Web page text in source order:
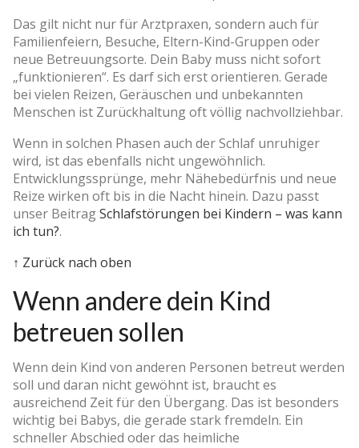
Das gilt nicht nur für Arztpraxen, sondern auch für
Familienfeiern, Besuche, Eltern-Kind-Gruppen oder
neue Betreuungsorte. Dein Baby muss nicht sofort
„funktionieren“. Es darf sich erst orientieren. Gerade
bei vielen Reizen, Geräuschen und unbekannten
Menschen ist Zurückhaltung oft völlig nachvollziehbar.
Wenn in solchen Phasen auch der Schlaf unruhiger
wird, ist das ebenfalls nicht ungewöhnlich.
Entwicklungssprünge, mehr Nähebedürfnis und neue
Reize wirken oft bis in die Nacht hinein. Dazu passt
unser BeitragSchlafstörungen bei Kindern – was kann
ich tun?.
↑ Zurück nach oben
Wenn andere dein Kind
betreuen sollen
Wenn dein Kind von anderen Personen betreut werden
soll und daran nicht gewöhnt ist, braucht es
ausreichend Zeit für den Übergang. Das ist besonders
wichtig bei Babys, die gerade stark fremdeln. Ein
schneller Abschied oder das heimliche